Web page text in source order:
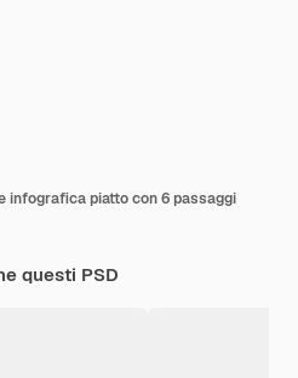
infografica piatto con 6 passaggi
questi PSD